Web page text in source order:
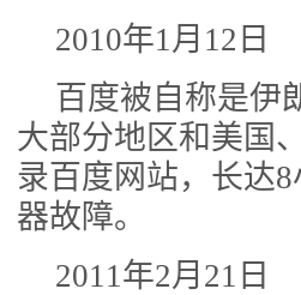
2010年1月12日
百度被自称是伊
大部分地区和美国
录百度网站，长达
器故障。
2011年2月21日